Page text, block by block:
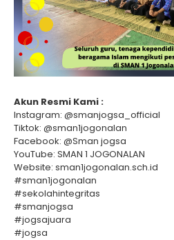
Akun Resmi Kami :
Instagram: @smanjogsa_official
Tiktok: @sman1jogonalan
Facebook: @Sman jogsa
YouTube: SMAN 1 JOGONALAN
Website: sman1jogonalan.sch.id
#sman1jogonalan
#sekolahintegritas
#smanjogsa
#jogsajuara
#jogsa